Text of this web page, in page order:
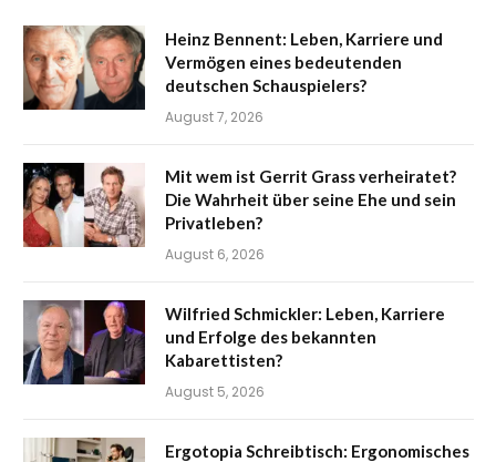
Heinz Bennent: Leben, Karriere und
Vermögen eines bedeutenden
deutschen Schauspielers?
August 7, 2026
Mit wem ist Gerrit Grass verheiratet?
Die Wahrheit über seine Ehe und sein
Privatleben?
August 6, 2026
Wilfried Schmickler: Leben, Karriere
und Erfolge des bekannten
Kabarettisten?
August 5, 2026
Ergotopia Schreibtisch: Ergonomisches